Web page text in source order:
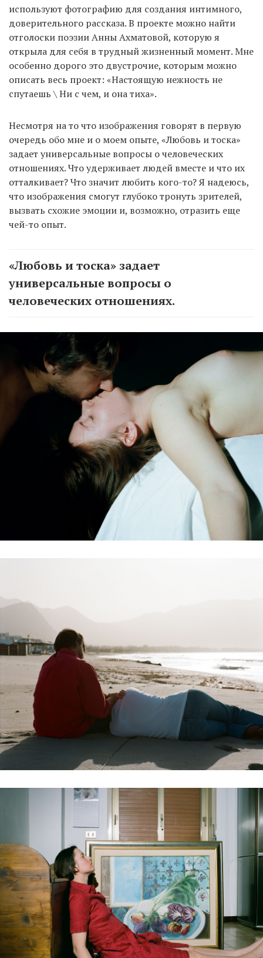
используют фотографию для создания интимного,
доверительного рассказа. В проекте можно найти
отголоски поэзии Анны Ахматовой, которую я
открыла для себя в трудный жизненный момент. Мне
особенно дорого это двустрочие, которым можно
описать весь проeкт: «Настоящую нежность не
спутаешь \ Ни с чем, и она тиха».
Несмотря на то что изображения говорят в первую
очередь обо мне и о моем опыте, «Любовь и тоска»
задает универсальные вопросы о человеческих
отношениях. Что удерживает людей вместе и что их
отталкивает? Что значит любить кого-то? Я надеюсь,
что изображения смогут глубоко тронуть зрителей,
вызвать схожие эмоции и, возможно, отразить еще
чей-то опыт.
«Любовь и тоска» задает
универсальные вопросы о
человеческих отношениях.